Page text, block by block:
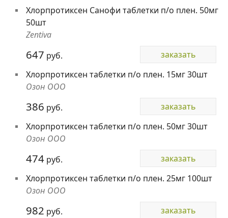
Хлорпротиксен Санофи таблетки п/о плен. 50мг
50шт
Zentiva
647 руб.
заказать
Хлорпротиксен таблетки п/о плен. 15мг 30шт
Озон ООО
386 руб.
заказать
Хлорпротиксен таблетки п/о плен. 50мг 30шт
Озон ООО
474 руб.
заказать
Хлорпротиксен таблетки п/о плен. 25мг 100шт
Озон ООО
982 руб. заказать